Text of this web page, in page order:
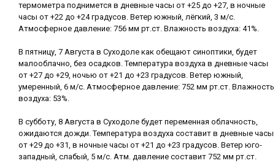
термометра поднимется в дневные часы от +25 до +27, в ночные
часы от +22 до +24 градусов. Ветер южный, лёгкий, 3 м/с.
Атмосферное давление: 756 мм рт.ст. Влажность воздуха: 41%.
В пятницу, 7 Августа в Суходоле как обещают синоптики, будет
малооблачно, без осадков. Температура воздуха в дневные часы
от +27 до +29, ночью от +21 до +23 градусов. Ветер южный,
умеренный, 6 м/с. Атмосферное давление: 752 мм рт.ст. Влажность
воздуха: 53%.
В субботу, 8 Августа в Суходоле будет переменная облачность,
ожидаются дожди. Температура воздуха составит в дневные часы
от +29 до +31, в ночные часы от +21 до +23 градусов. Ветер юго-
западный, слабый, 5 м/с. Атм. давление составит 752 мм рт.ст.